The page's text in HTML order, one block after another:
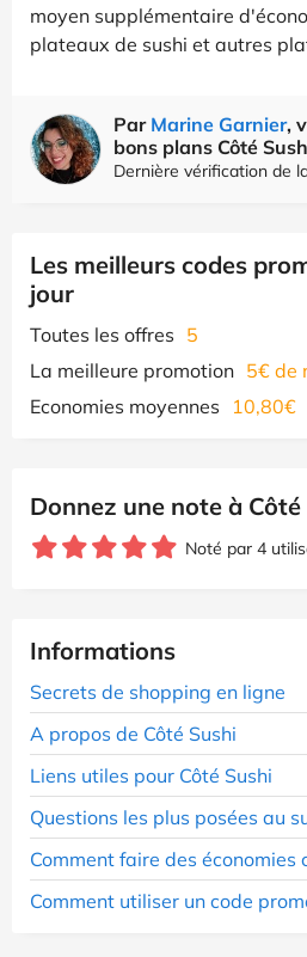
moyen supplémentaire
plateaux de sushi et autres
Par Marine Garnier,
bons plans Côté
Dernière vérification de
Les meilleurs codes
jour
Toutes les offres 5
La meilleure promotion 5€ de
Economies moyennes
10,80€
Donnez une note à Côté
Noté par 4
Informations
Secrets de shopping en ligne
A propos de Côté Sushi
Liens utiles pour Côté Sushi
Questions les plus posées au
Comment faire des économies
Comment utiliser un code